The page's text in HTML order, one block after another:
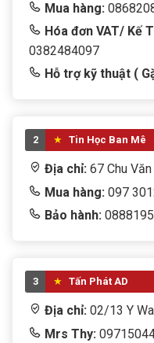
Mua hàng:
Hóa đơn VAT/ Kế
0382484097
Hỗ trợ kỹ thuật (
2 Tin Học Ban Mê
Địa chỉ: 67 Chu
Mua hàng: 097
Bảo hành:
3 Tấn Phát AD
Địa chỉ: 02/13 Y
Mrs Thy: